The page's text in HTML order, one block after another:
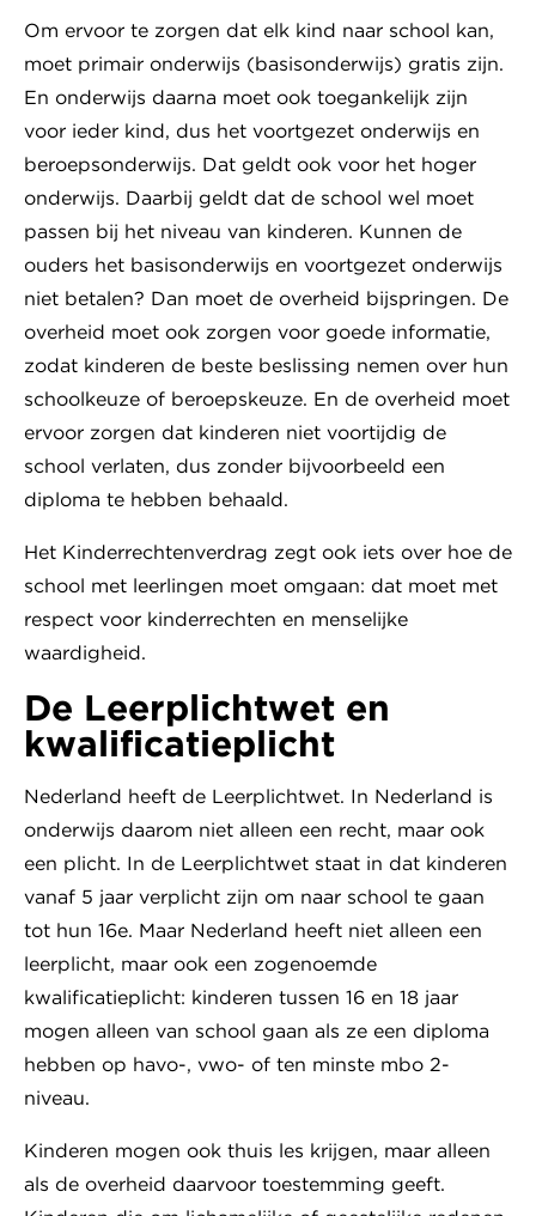
Om ervoor te zorgen dat elk kind naar school kan,
moet primair onderwijs (basisonderwijs) gratis zijn.
En onderwijs daarna moet ook toegankelijk zijn
voor ieder kind, dus het voortgezet onderwijs en
beroepsonderwijs. Dat geldt ook voor het hoger
onderwijs. Daarbij geldt dat de school wel moet
passen bij het niveau van kinderen. Kunnen de
ouders het basisonderwijs en voortgezet onderwijs
niet betalen? Dan moet de overheid bijspringen. De
overheid moet ook zorgen voor goede informatie,
zodat kinderen de beste beslissing nemen over hun
schoolkeuze of beroepskeuze. En de overheid moet
ervoor zorgen dat kinderen niet voortijdig de
school verlaten, dus zonder bijvoorbeeld een
diploma te hebben behaald.
Het Kinderrechtenverdrag zegt ook iets over hoe de
school met leerlingen moet omgaan: dat moet met
respect voor kinderrechten en menselijke
waardigheid.
De Leerplichtwet en
kwalificatieplicht
Nederland heeft de Leerplichtwet. In Nederland is
onderwijs daarom niet alleen een recht, maar ook
een plicht. In de Leerplichtwet staat in dat kinderen
vanaf 5 jaar verplicht zijn om naar school te gaan
tot hun 16e. Maar Nederland heeft niet alleen een
leerplicht, maar ook een zogenoemde
kwalificatieplicht: kinderen tussen 16 en 18 jaar
mogen alleen van school gaan als ze een diploma
hebben op havo-, vwo- of ten minste mbo 2-
niveau.
Kinderen mogen ook thuis les krijgen, maar alleen
als de overheid daarvoor toestemming geeft.